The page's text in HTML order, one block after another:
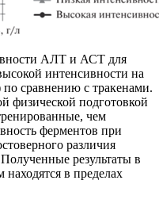
АЛТ и АСТ для
интенсивности на
сравнению с тракенами.
физической подготовкой
чем
ферментов при
различия
результаты в
находятся в пределах